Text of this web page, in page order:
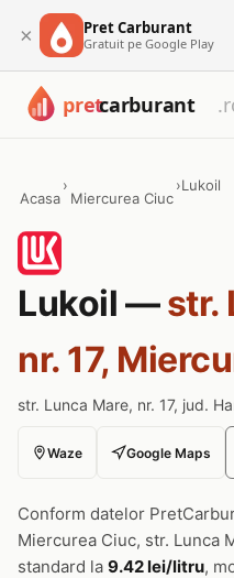
× Pret Carburant
Gratuit pe Google Play
Acasa
›
Miercurea Ciuc
›Lukoil
Lukoil —str.
nr. 17,
str. Lunca Mare, nr. 17, jud.
Waze Google Maps
Conform datelor
Miercurea Ciuc, str. Lunca
standard la 9.42 lei/litru,